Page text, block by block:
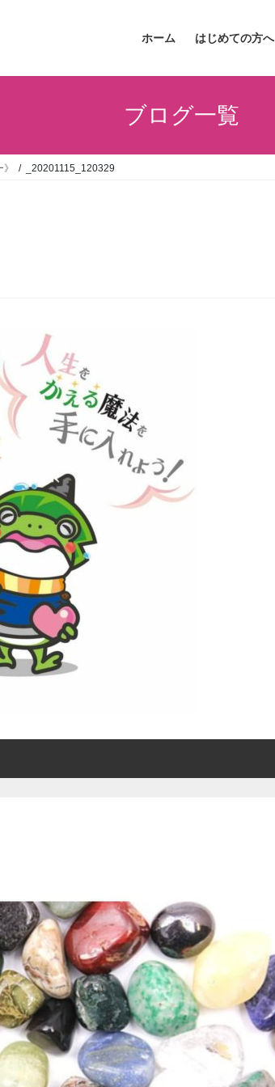
ホーム はじめての方へ
ブログ一覧
_20201115_120329